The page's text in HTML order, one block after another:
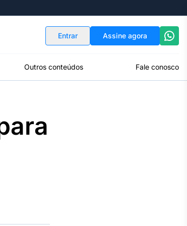
Entrar Assine agora
Outros conteúdos Fale conosco